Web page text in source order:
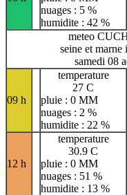
nuages : 5 %
humidite : 42 %
meteo
seine et marne
samedi 08
09 h
temperature
27 C
pluie : 0 MM
nuages : 2 %
humidite : 22 %
12 h
temperature
30.9 C
pluie : 0 MM
nuages : 51 %
humidite : 13 %